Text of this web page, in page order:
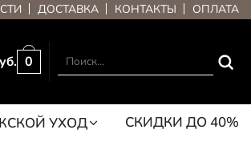
ДОСТАВКА КОНТАКТЫ ОПЛАТА
0
УХОД СКИДКИ ДО 40%